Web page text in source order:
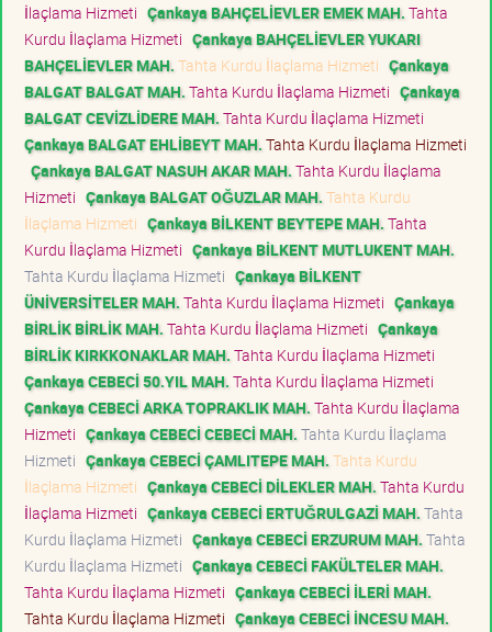
İlaçlama Hizmeti Çankaya BAHÇELİEVLER EMEK MAH. Tahta
Kurdu İlaçlama Hizmeti Çankaya BAHÇELİEVLER YUKARI
BAHÇELİEVLER MAH. Tahta Kurdu İlaçlama Hizmeti Çankaya
BALGAT BALGAT MAH. Tahta Kurdu İlaçlama Hizmeti Çankaya
BALGAT CEVİZLİDERE MAH. Tahta Kurdu İlaçlama Hizmeti
Çankaya BALGAT EHLİBEYT MAH. Tahta Kurdu İlaçlama Hizmeti
Çankaya BALGAT NASUH AKAR MAH. Tahta Kurdu İlaçlama
Hizmeti Çankaya BALGAT OĞUZLAR MAH. Tahta Kurdu
İlaçlama Hizmeti Çankaya BİLKENT BEYTEPE MAH. Tahta
Kurdu İlaçlama Hizmeti Çankaya BİLKENT MUTLUKENT MAH.
Tahta Kurdu İlaçlama Hizmeti Çankaya BİLKENT
ÜNİVERSİTELER MAH. Tahta Kurdu İlaçlama Hizmeti Çankaya
BİRLİK BİRLİK MAH. Tahta Kurdu İlaçlama Hizmeti Çankaya
BİRLİK KIRKKONAKLAR MAH. Tahta Kurdu İlaçlama Hizmeti
Çankaya CEBECİ 50.YIL MAH. Tahta Kurdu İlaçlama Hizmeti
Çankaya CEBECİ ARKA TOPRAKLIK MAH. Tahta Kurdu İlaçlama
Hizmeti Çankaya CEBECİ CEBECİ MAH. Tahta Kurdu İlaçlama
Hizmeti Çankaya CEBECİ ÇAMLITEPE MAH. Tahta Kurdu
İlaçlama Hizmeti Çankaya CEBECİ DİLEKLER MAH. Tahta Kurdu
İlaçlama Hizmeti Çankaya CEBECİ ERTUĞRULGAZİ MAH. Tahta
Kurdu İlaçlama Hizmeti Çankaya CEBECİ ERZURUM MAH. Tahta
Kurdu İlaçlama Hizmeti Çankaya CEBECİ FAKÜLTELER MAH.
Tahta Kurdu İlaçlama Hizmeti Çankaya CEBECİ İLERİ MAH.
Tahta Kurdu İlaçlama Hizmeti Çankaya CEBECİ İNCESU MAH.